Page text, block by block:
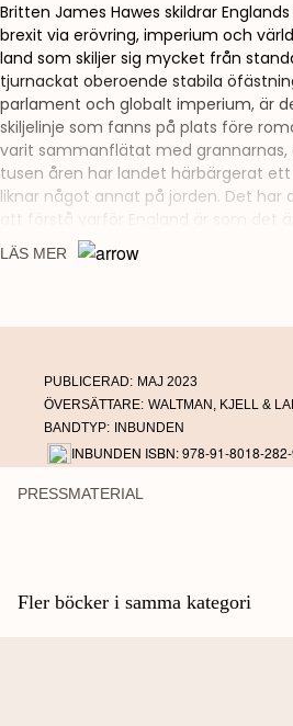
Britten James Hawes skildrar
brexit via erövring, imperium och
land som skiljer sig mycket från
tjurnackat oberoende stabila
parlament och globalt imperium, är
skiljelinje som fanns på plats före
varit sammanflätat med grannarnas,
tusen åren har landet härbärgerat
liknar något annat på jorden. Det
bättre vägvisare än denna.
us”. Lind & Co har tidigare utgivit
LÄS MER
PUBLICERAD: MAJ 2023
ÖVERSÄTTARE: WALTMAN, KJELL &
BANDTYP:
INBUNDEN
INBUNDEN ISBN: 978-91-8018-
PRESSMATERIAL
Fler böcker i samma kategori